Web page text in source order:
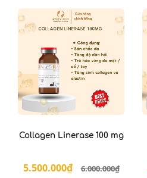
Collagen Linerase 100 mg
5.500.000₫ 6.000.000₫